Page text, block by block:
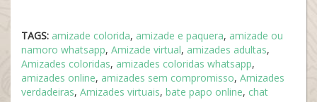
TAGS: amizade colorida, amizade e paquera, amizade ou
namoro whatsapp, Amizade virtual, amizades adultas,
Amizades coloridas, amizades coloridas whatsapp,
amizades online, amizades sem compromisso, Amizades
verdadeiras, Amizades virtuais, bate papo online, chat